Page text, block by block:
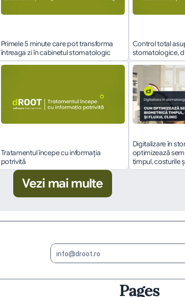
Primele 5 minute care pot transforma
întreaga zi în cabinetul stomatologic
Control total
stomatologice,
Tratamentul începe cu informația
potrivită
Digitalizare în
optimizează
timpul, costurile
Vezi mai multe
Pages